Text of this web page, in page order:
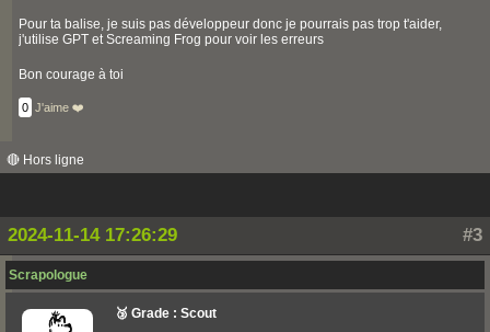
content="https://................../Accueil-
1200x630.webp" />
<meta property="og:locale" content="fr_FR" />
<meta property="og:site_name"
<meta name="twitter:title"
content=".................. - Conception de sites Web
professionnel à La Rochelle" />
<meta
name="twitter:description"
professionnel, portfolio, CV, blog, e-commerce
Pour ta balise, je suis pas développeur donc je pourrais pas trop t'aider,
j'utilise GPT et Screaming Frog pour voir les erreurs
Bon courage à toi
0 J'aime ❤️
🔴 Hors ligne
#3
2024-11-14 17:26:29
Scrapologue
🥉 Grade : Scout